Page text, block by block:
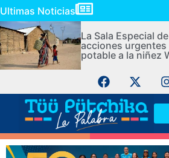
Ultimas Noticias
La Sala Especial
acciones
potable a la niñez